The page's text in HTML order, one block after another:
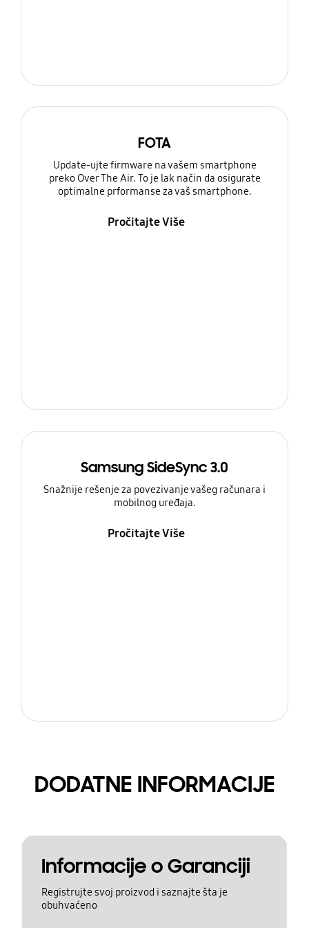
FOTA
Update-ujte firmware na vašem smartphone
preko Over The Air. To je lak način da osigurate
optimalne prformanse za vaš smartphone.
Pročitajte Više
Samsung SideSync 3.0
Snažnije rešenje za povezivanje vašeg računara i
mobilnog uređaja.
Pročitajte Više
DODATNE INFORMACIJE
Informacije o Garanciji
Registrujte svoj proizvod i saznajte šta je
obuhvaćeno